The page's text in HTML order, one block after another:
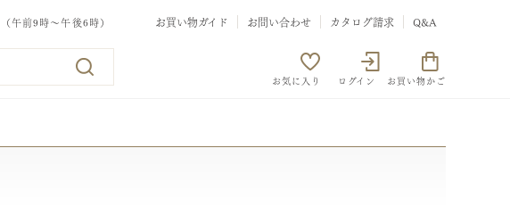
（午前9時～午後6時） お買い物ガイド お問い合わせ カタログ請求 Q&A
お気に入り ログイン お買い物かご